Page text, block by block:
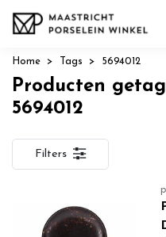
Home Tags 5694012
Producten
5694012
Filters